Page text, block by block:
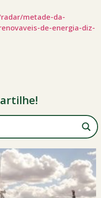
metade-da-
de-energia-diz-